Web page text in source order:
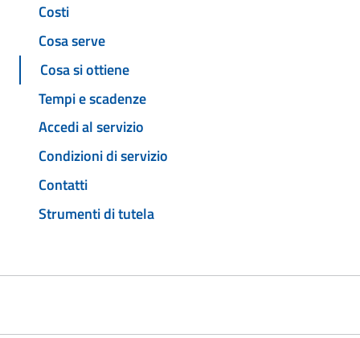
Costi
Cosa serve
Cosa si ottiene
Tempi e scadenze
Accedi al servizio
Condizioni di servizio
Contatti
Strumenti di tutela